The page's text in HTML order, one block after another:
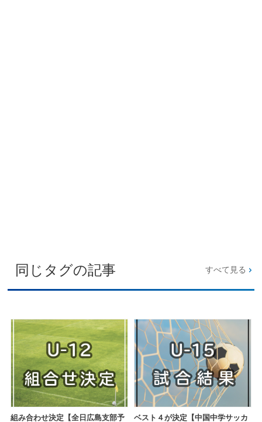
同じタグの記事 すべて見る
組み合わせ決定【全日広島支部予 ベスト４が決定【中国中学サッカ